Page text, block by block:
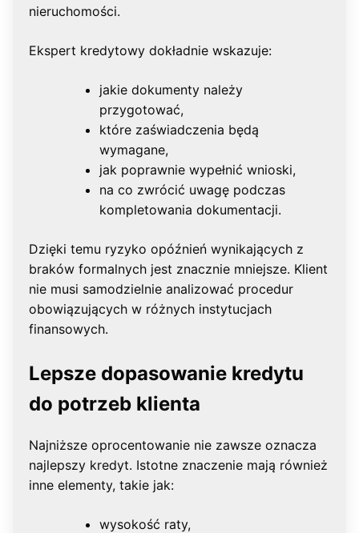
nieruchomości.
Ekspert kredytowy dokładnie wskazuje:
jakie dokumenty należy
przygotować,
które zaświadczenia będą
wymagane,
jak poprawnie wypełnić wnioski,
na co zwrócić uwagę podczas
kompletowania dokumentacji.
Dzięki temu ryzyko opóźnień wynikających z
braków formalnych jest znacznie mniejsze. Klient
nie musi samodzielnie analizować procedur
obowiązujących w różnych instytucjach
finansowych.
Lepsze dopasowanie kredytu
do potrzeb klienta
Najniższe oprocentowanie nie zawsze oznacza
najlepszy kredyt. Istotne znaczenie mają również
inne elementy, takie jak:
wysokość raty,